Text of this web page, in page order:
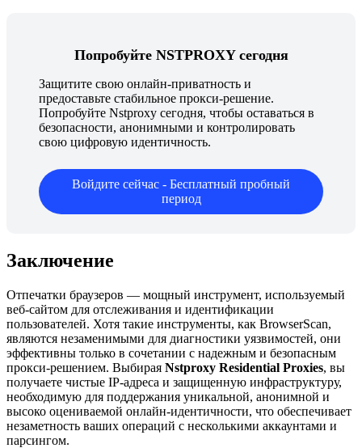
Попробуйте NSTPROXY сегодня
Защитите свою онлайн-приватность и
предоставьте стабильное прокси-решение.
Попробуйте Nstproxy сегодня, чтобы оставаться в
безопасности, анонимными и контролировать
свою цифровую идентичность.
Войдите сейчас - Бесплатный пробный
период
Заключение
Отпечатки браузеров — мощный инструмент, используемый
веб-сайтом для отслеживания и идентификации
пользователей. Хотя такие инструменты, как BrowserScan,
являются незаменимыми для диагностики уязвимостей, они
эффективны только в сочетании с надежным и безопасным
прокси-решением. Выбирая Nstproxy Residential Proxies, вы
получаете чистые IP-адреса и защищенную инфраструктуру,
необходимую для поддержания уникальной, анонимной и
высоко оцениваемой онлайн-идентичности, что обеспечивает
незаметность ваших операций с несколькими аккаунтами и
парсингом.